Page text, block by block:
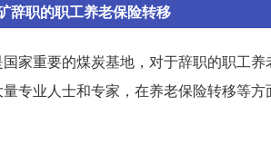
辞职的职工养老保险转移
家重要的煤炭基地，对于辞职的职工
专业人士和专家，在养老保险转移等